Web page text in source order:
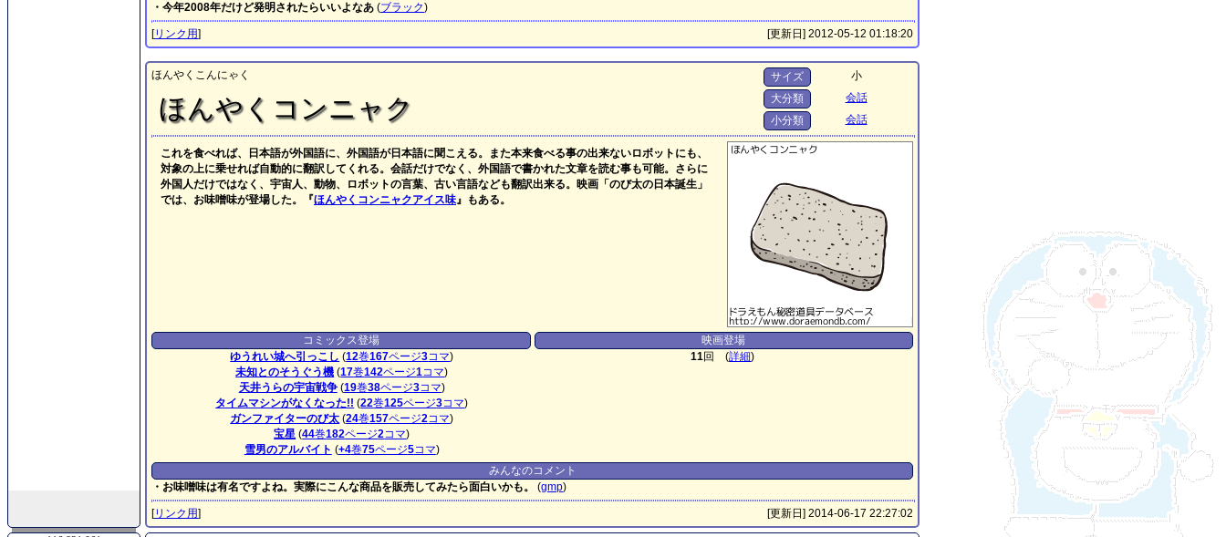
・今年2008年だけど発明されたらいいよなあ (ブラック)
[リンク用] [更新日] 2012-05-12 01:18:20
ほんやくこんにゃく
ほんやくコンニャク
サイズ
小
大分類
会話
小分類
会話
これを食べれば、日本語が外国語に、外国語が日本語に聞こえる。また本来食べる事の出来ないロボットにも、
対象の上に乗せれば自動的に翻訳してくれる。会話だけでなく、外国語で書かれた文章を読む事も可能。さらに
外国人だけではなく、宇宙人、動物、ロボットの言葉、古い言語なども翻訳出来る。映画「のび太の日本誕生」
では、お味噌味が登場した。『ほんやくコンニャクアイス味』もある。
コミックス登場
ゆうれい城へ引っこし (12巻167ページ3コマ)
未知とのそうぐう機 (17巻142ページ1コマ)
天井うらの宇宙戦争(19巻38ページ3コマ)
タイムマシンがなくなった!! (22巻125ページ3コマ)
ガンファイターのび太 (24巻157ページ2コマ)
宝星 (44巻182ページ2コマ)
雪男のアルバイト (+4巻75ページ5コマ)
映画登場
11回 (詳細)
みんなのコメント
・お味噌味は有名ですよね。実際にこんな商品を販売してみたら面白いかも。
(gmp)
[リンク用] [更新日] 2014-06-17 22:27:02